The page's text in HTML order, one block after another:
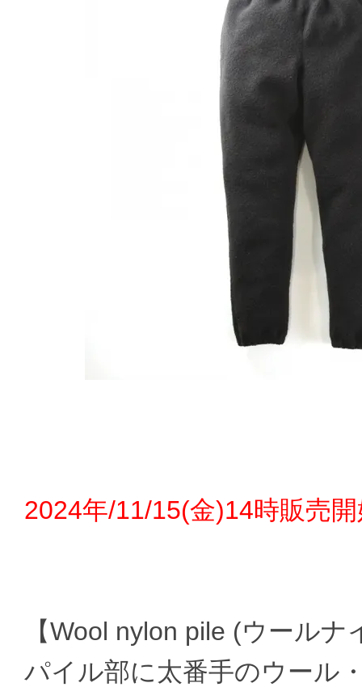
2024年/11/15(金)14時販売
【Wool nylon pile (ウール
パイル部に太番手のウール